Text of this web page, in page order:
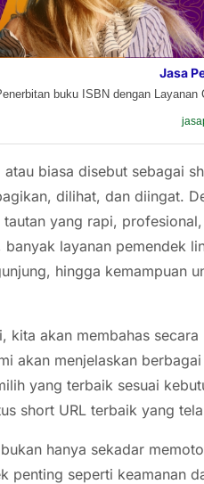
Jasa
buku ISBN dengan
atau biasa disebut sebagai
dilihat, dan diingat.
yang rapi,
banyak layanan pemendek
hingga kemampuan
kita akan membahas
akan menjelaskan
yang terbaik sesuai
short URL terbaik yang
hanya sekadar
penting seperti keamanan